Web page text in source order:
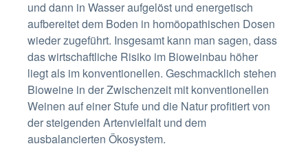
und dann in Wasser aufgelöst und energetisch
aufbereitet dem Boden in homöopathischen Dosen
wieder zugeführt. Insgesamt kann man sagen, dass
das wirtschaftliche Risiko im Bioweinbau höher
liegt als im konventionellen. Geschmacklich stehen
Bioweine in der Zwischenzeit mit konventionellen
Weinen auf einer Stufe und die Natur profitiert von
der steigenden Artenvielfalt und dem
ausbalancierten Ökosystem.